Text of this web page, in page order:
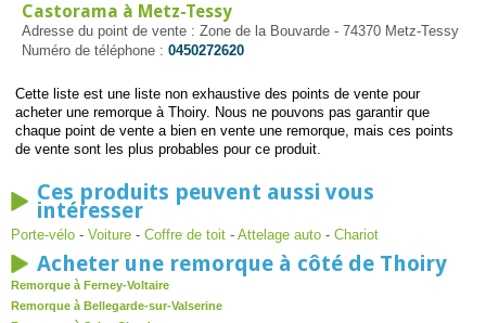
Castorama à Metz-Tessy
Adresse du point de vente : Zone de la Bouvarde - 74370 Metz-Tessy
Numéro de téléphone : 0450272620
Cette liste est une liste non exhaustive des points de vente pour
acheter une remorque à Thoiry. Nous ne pouvons pas garantir que
chaque point de vente a bien en vente une remorque, mais ces points
de vente sont les plus probables pour ce produit.
Ces produits peuvent aussi vous
intéresser
Porte-vélo - Voiture - Coffre de toit - Attelage auto - Chariot
Acheter une remorque à côté de Thoiry
Remorque à Ferney-Voltaire
Remorque à Bellegarde-sur-Valserine